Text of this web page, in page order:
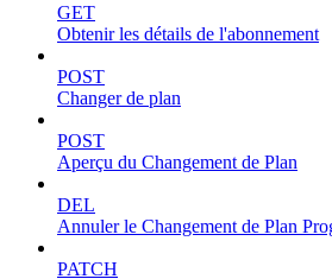
GET
Obtenir les détails de l'abonnement
POST
Changer de plan
POST
Aperçu du Changement de Plan
DEL
Annuler le Changement de Plan
PATCH